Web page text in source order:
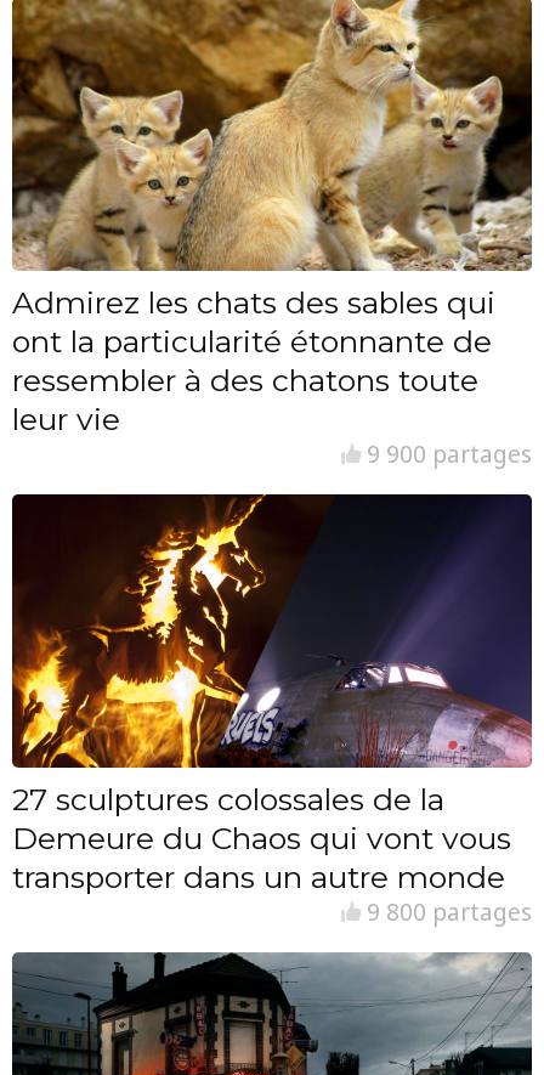
Admirez les chats des sables qui
ont la particularité étonnante de
ressembler à des chatons toute
leur vie
9 900 partages
27 sculptures colossales de la
Demeure du Chaos qui vont vous
transporter dans un autre monde
9 800 partages